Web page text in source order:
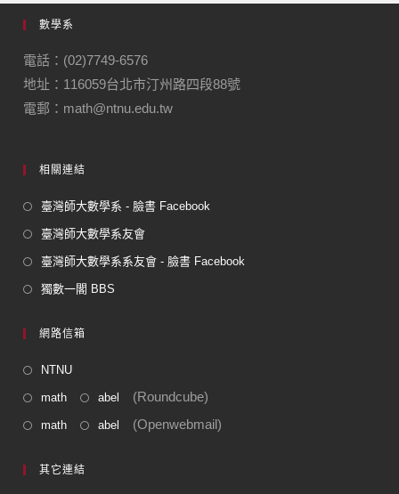
數學系
電話：(02)7749-6576
地址：116059台北市汀州路四段88號
電郵：math@ntnu.edu.tw
相關連結
臺灣師大數學系 - 臉書 Facebook
臺灣師大數學系友會
臺灣師大數學系系友會 - 臉書 Facebook
獨數一閣 BBS
網路信箱
NTNU
math abel (Roundcube)
math abel (Openwebmail)
其它連結